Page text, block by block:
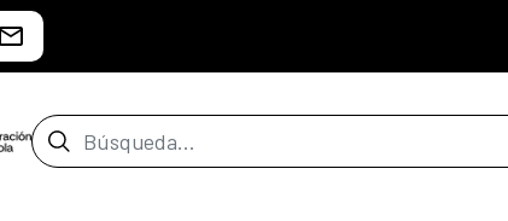
Barra de búsqueda